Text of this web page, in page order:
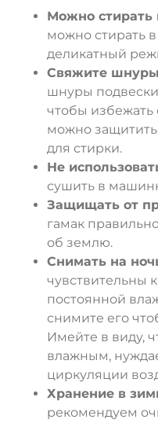
Можно
можно стирать
деликатный
Свяжите
шнуры
чтобы избежать
можно
для стирки.
Не
сушить в
Защищать от
гамак
об землю.
Снимать на
чувствительны
постоянной
снимите его
Имейте в виду,
влажным,
циркуляции
Хранение в
рекомендуем